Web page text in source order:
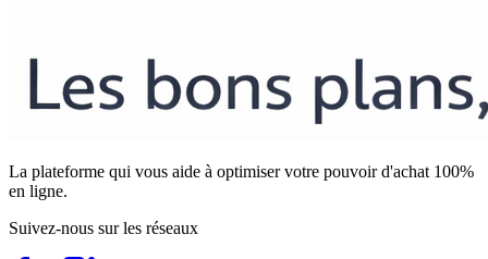
La plateforme qui vous aide à optimiser votre pouvoir d'achat 100%
en ligne.
Suivez-nous sur les réseaux